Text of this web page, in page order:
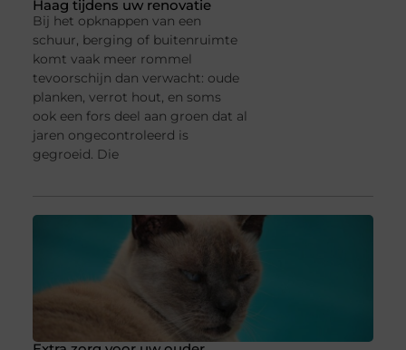
Haag tijdens uw renovatie
Bij het opknappen van een
schuur, berging of buitenruimte
komt vaak meer rommel
tevoorschijn dan verwacht: oude
planken, verrot hout, en soms
ook een fors deel aan groen dat al
jaren ongecontroleerd is
gegroeid. Die